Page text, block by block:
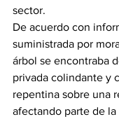
sector.
De acuerdo con
suministrada por
árbol se encontraba
privada colindante y
repentina sobre una
afectando parte de